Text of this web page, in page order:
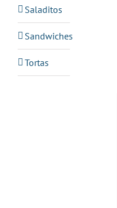
Saladitos
Sandwiches
Tortas